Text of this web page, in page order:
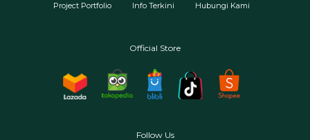
Project Portfolio Info Terkini Hubungi Kami
Official Store
Follow Us